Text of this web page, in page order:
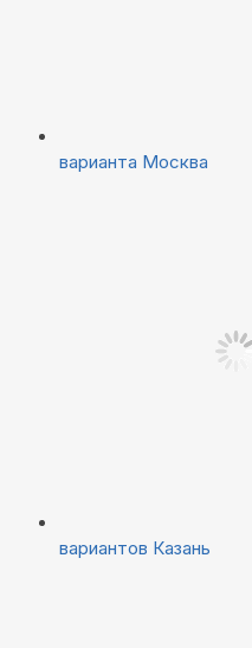
варианта Москва
вариантов Казань